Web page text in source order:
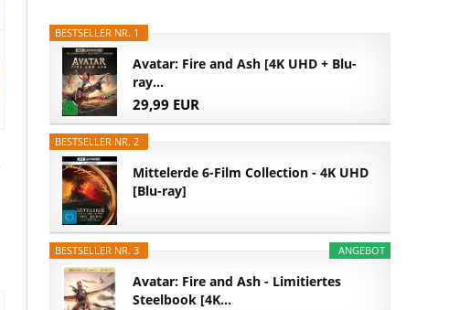
BESTSELLER NR. 1
Avatar: Fire and Ash [4K UHD + Blu-
ray...
29,99 EUR
BESTSELLER NR. 2
Mittelerde 6-Film Collection - 4K UHD
[Blu-ray]
ANGEBOT
BESTSELLER NR. 3
Avatar: Fire and Ash - Limitiertes
Steelbook [4K...